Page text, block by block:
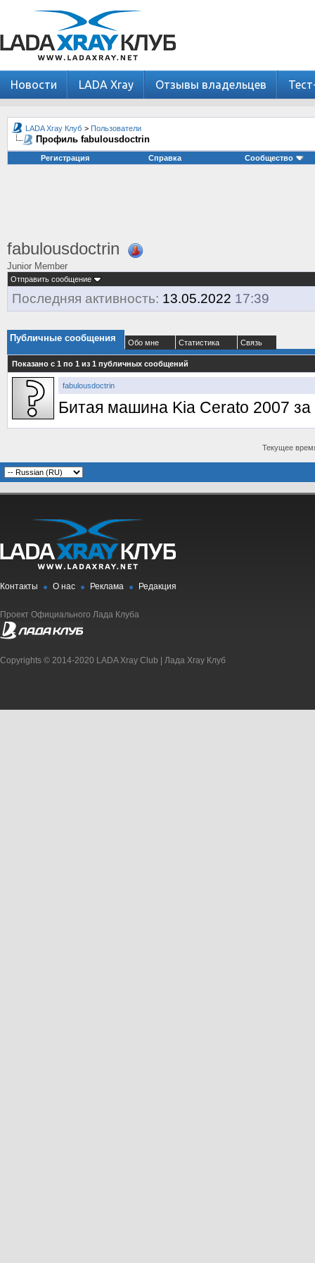
Новости LADA Xray Отзывы владельцев
LADA Xray Клуб > Пользователи
Профиль fabulousdoctrin
Регистрация Справка Сообщество
fabulousdoctrin
Junior Member
Отправить сообщение
Последняя активность: 13.05.2022 17:39
Публичные сообщения Обо мне Статистика Связь
Показано с 1 по 1 из 1 публичных сообщений
fabulousdoctrin
Битая машина Kia Cerato 2007
Текущее
Контакты О нас Реклама Редакция
Проект Официального Лада Клуба
Copyrights © 2014-2020 LADA Xray Club | Лада Xray Клуб